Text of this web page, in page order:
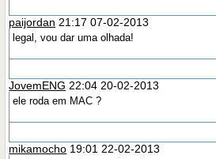
paijordan 21:17 07-02-2013
legal, vou dar uma olhada!
JovemENG 22:04 20-02-2013
ele roda em MAC ?
mikamocho 19:01 22-02-2013